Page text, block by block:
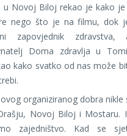
u Novoj Biloj rekao je kako je
nego što je na filmu, dok
zapovjednik zdravstva,
Doma zdravlja u
kako svatko od nas može
ovog organiziranog dobra nikle
Novoj Biloj i Mostaru.
zajedništvo. Kad se